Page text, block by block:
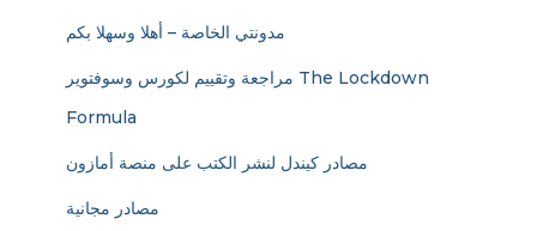
مدونتي الخاصة – أهلا وسهلا بكم
مراجعة وتقييم لكورس وسوفتوير The Lockdown
Formula
مصادر كيندل لنشر الكتب على منصة أمازون
مصادر مجانية